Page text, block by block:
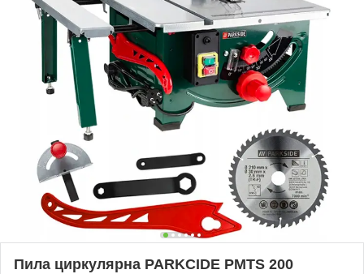
Пила циркулярна PARKCIDE PMTS 200